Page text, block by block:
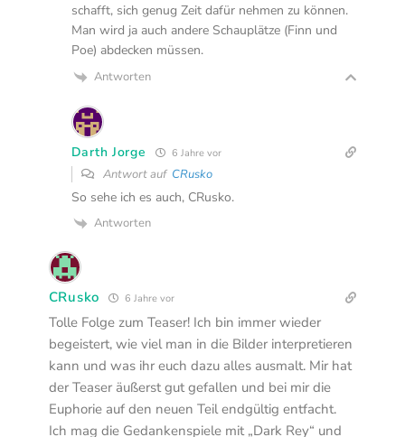
schafft, sich genug Zeit dafür nehmen zu können.
Man wird ja auch andere Schauplätze (Finn und
Poe) abdecken müssen.
Antworten
Darth Jorge 6 Jahre vor
Antwort auf CRusko
So sehe ich es auch, CRusko.
Antworten
CRusko 6 Jahre vor
Tolle Folge zum Teaser! Ich bin immer wieder
begeistert, wie viel man in die Bilder interpretieren
kann und was ihr euch dazu alles ausmalt. Mir hat
der Teaser äußerst gut gefallen und bei mir die
Euphorie auf den neuen Teil endgültig entfacht.
Ich mag die Gedankenspiele mit „Dark Rey“ und